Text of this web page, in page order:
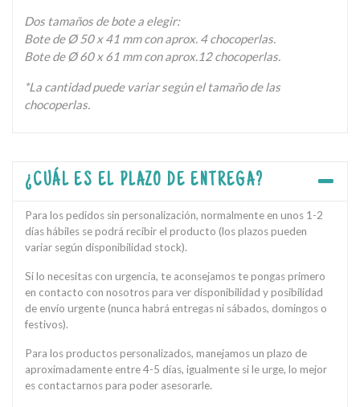
Dos tamaños de bote a elegir:
Bote de Ø 50 x 41 mm con aprox. 4 chocoperlas.
Bote de Ø 60 x 61 mm con aprox.12 chocoperlas.
*La cantidad puede variar según el tamaño de las
chocoperlas.
¿CUÁL ES EL PLAZO DE ENTREGA?
Para los pedidos sin personalización, normalmente en unos 1-2
días hábiles se podrá recibir el producto (los plazos pueden
variar según disponibilidad stock).
Si lo necesitas con urgencia, te aconsejamos te pongas primero
en contacto con nosotros para ver disponibilidad y posibilidad
de envío urgente (nunca habrá entregas ni sábados, domingos o
festivos).
Para los productos personalizados, manejamos un plazo de
aproximadamente entre 4-5 días, igualmente si le urge, lo mejor
es contactarnos para poder asesorarle.